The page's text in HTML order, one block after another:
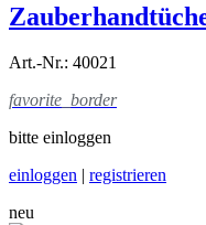
Art.-Nr.: 40021
favorite_border
bitte einloggen
einloggen | registrieren
neu